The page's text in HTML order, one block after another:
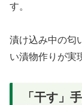
す。
漬け込み中の匂
い漬物作りが実
「干す」